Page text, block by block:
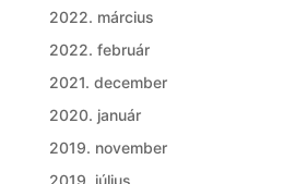
2022. március
2022. február
2021. december
2020. január
2019. november